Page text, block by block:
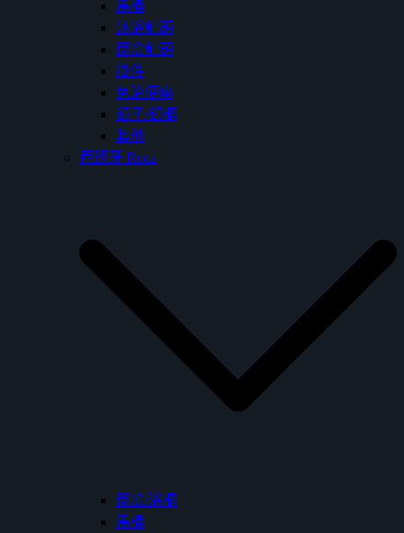
馬桶
沐浴龍頭
面盆龍頭
掛件
免治便座
鏡子/鏡櫃
其他
西班牙 Roca
面盆/浴櫃
馬桶